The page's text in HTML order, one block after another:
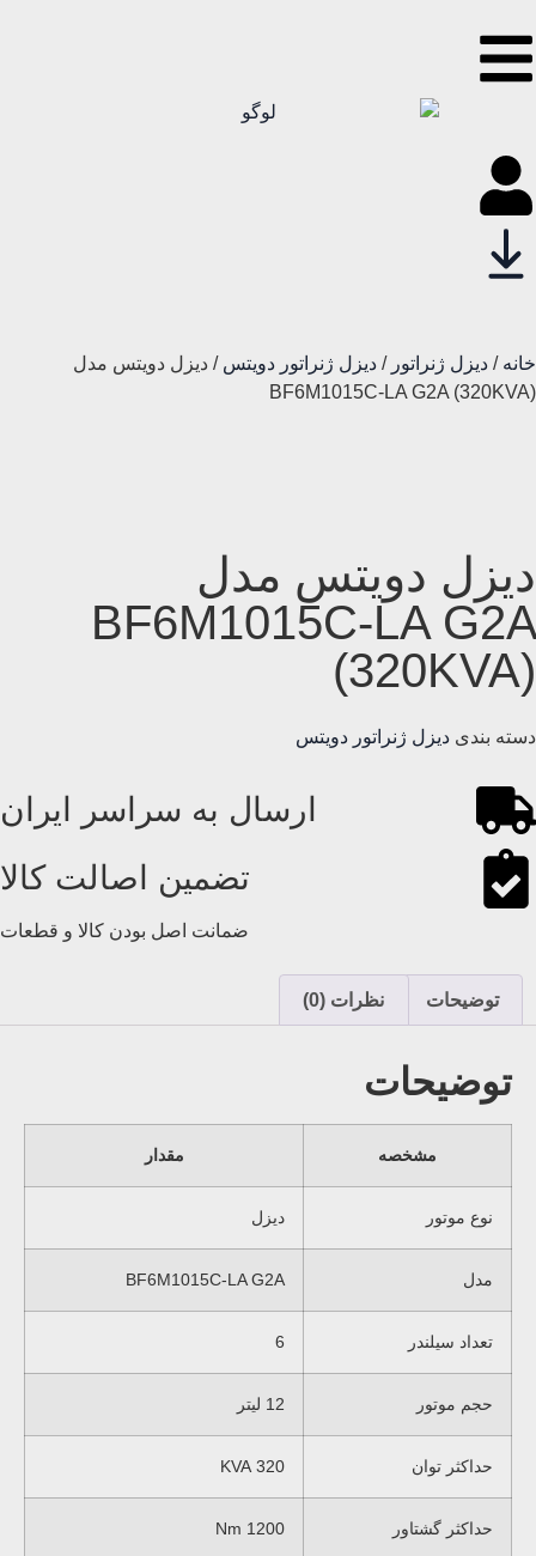
خانه / دیزل ژنراتور / دیزل ژنراتور دویتس / دیزل دویتس مدل
BF6M1015C-LA G2A (320KVA)
دیزل دویتس مدل
BF6M1015C-LA G2A
(320KVA)
دسته بندی دیزل ژنراتور دویتس
ارسال به سراسر ایران
تضمین اصالت کالا
ضمانت اصل بودن کالا و قطعات
توضیحات نظرات (0)
توضیحات
مشخصه مقدار
نوع موتور دیزل
مدل BF6M1015C-LA G2A
تعداد سیلندر 6
حجم موتور 12 لیتر
حداکثر توان 320 KVA
حداکثر گشتاور 1200 Nm